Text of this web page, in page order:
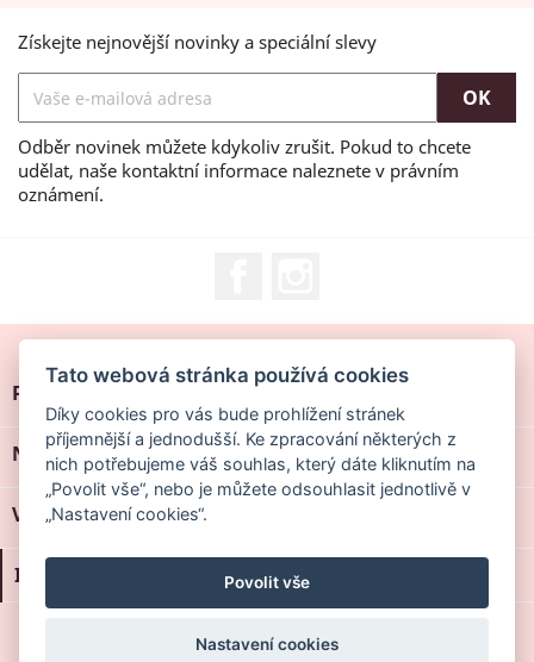
Získejte nejnovější novinky a speciální slevy
Odběr novinek můžete kdykoliv zrušit. Pokud to chcete
udělat, naše kontaktní informace naleznete v právním
oznámení.
PRODUKTY
NAŠE SPOLEČNOST
VÁŠ ÚČET
INFORMACE O OBCHODU
© 2018 - 2026 Hudíková Kateřina - MyMake.cz
Tato webová stránka používá cookies
Díky cookies pro vás bude prohlížení stránek
příjemnější a jednodušší. Ke zpracování některých z
nich potřebujeme váš souhlas, který dáte kliknutím na
„Povolit vše“, nebo je můžete odsouhlasit jednotlivě v
„Nastavení cookies“.
Povolit vše
Nastavení cookies